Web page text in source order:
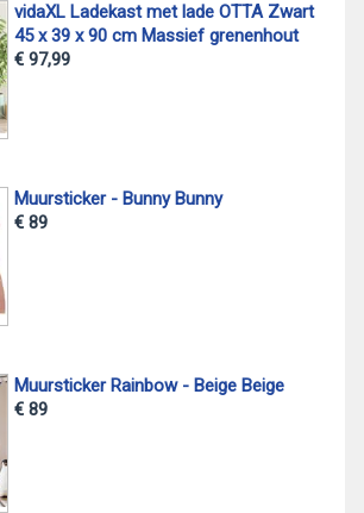
vidaXL Ladekast met lade OTTA Zwart
45 x 39 x 90 cm Massief grenenhout
€ 97,99
Muursticker - Bunny Bunny
€ 89
Muursticker Rainbow - Beige Beige
€ 89